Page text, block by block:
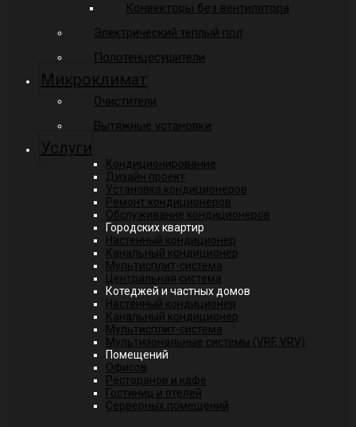
Конвекторы без вентилятора
Электрический теплый пол
Полотенцесушители
Микроклимат
Очистители
Вытяжные установки
Услуги
Кондиционирование
Дизайн проект
Установка кондиционеров
Ремонт кондиционеров
Обслуживание кондиционеров
Городских квартир
Настенный кондиционер
Канальный кондиционер
Мультисплит-система
Центральная система
Котеджей и частных домов
Настенный кондиционер
Канальный кондиционер
Мультисплит-система
Мультизональные системы (VRF, VRV)
Помещений
Офисов
Ресторанов и кафе
Гостиниц и отелей
Серверных помещений